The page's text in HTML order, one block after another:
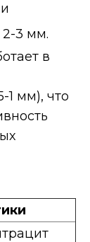
2-3 мм.
в
1 мм), что